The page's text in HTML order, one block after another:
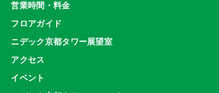
営業時間・料金
フロアガイド
ニデック京都タワー展望室
アクセス
イベント